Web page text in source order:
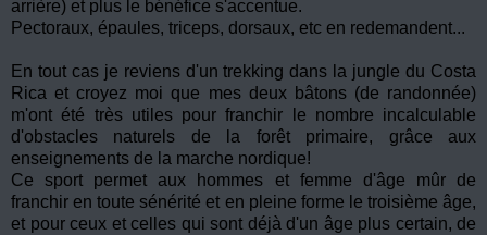
arrière) et plus le bénéfice s'accentue.
Pectoraux, épaules, triceps, dorsaux, etc en redemandent...
En tout cas je reviens d'un trekking dans la jungle du Costa
Rica et croyez moi que mes deux bâtons (de randonnée)
m'ont été très utiles pour franchir le nombre incalculable
d'obstacles naturels de la forêt primaire, grâce aux
enseignements de la marche nordique!
Ce sport permet aux hommes et femme d'âge mûr de
franchir en toute sénérité et en pleine forme le troisième âge,
et pour ceux et celles qui sont déjà d'un âge plus certain, de